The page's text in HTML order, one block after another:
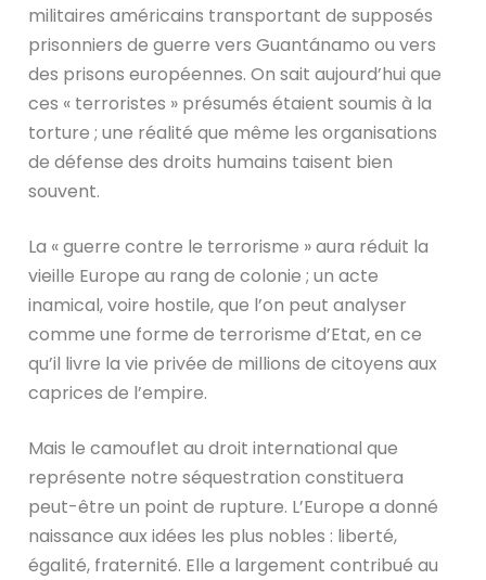
militaires américains transportant de supposés
prisonniers de guerre vers Guantánamo ou vers
des prisons européennes. On sait aujourd’hui que
ces « terroristes » présumés étaient soumis à la
torture ; une réalité que même les organisations
de défense des droits humains taisent bien
souvent.
La « guerre contre le terrorisme » aura réduit la
vieille Europe au rang de colonie ; un acte
inamical, voire hostile, que l’on peut analyser
comme une forme de terrorisme d’Etat, en ce
qu’il livre la vie privée de millions de citoyens aux
caprices de l’empire.
Mais le camouflet au droit international que
représente notre séquestration constituera
peut-être un point de rupture. L’Europe a donné
naissance aux idées les plus nobles : liberté,
égalité, fraternité. Elle a largement contribué au